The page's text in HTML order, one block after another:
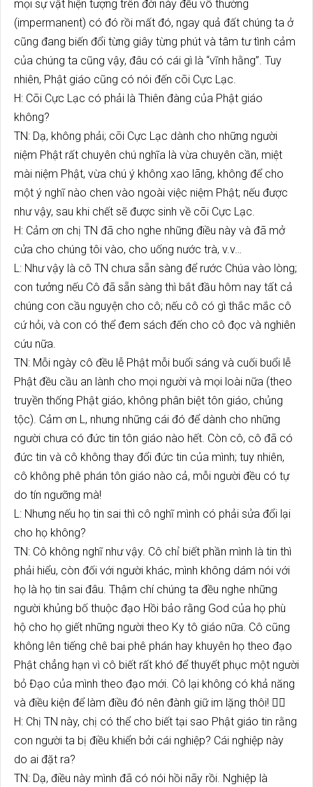
mọi sự vật hiện tượng trên đời này đều vô thường
(impermanent) có đó rồi mất đó, ngay quả đất chúng ta ở
cũng đang biến đổi từng giây từng phút và tâm tư tình cảm
của chúng ta cũng vậy, đâu có cái gì là “vĩnh hằng”. Tuy
nhiên, Phật giáo cũng có nói đến cõi Cực Lạc.
H: Cõi Cực Lạc có phải là Thiên đàng của Phật giáo
không?
TN: Dạ, không phải; cõi Cực Lạc dành cho những người
niệm Phật rất chuyên chú nghĩa là vừa chuyên cần, miệt
mài niệm Phật, vừa chú ý không xao lãng, không để cho
một ý nghĩ nào chen vào ngoài việc niệm Phật; nếu được
như vậy, sau khi chết sẽ được sinh về cõi Cực Lạc.
H: Cảm ơn chị TN đã cho nghe những điều này và đã mở
cửa cho chúng tôi vào, cho uống nước trà, v.v…
L: Như vậy là cô TN chưa sẵn sàng để rước Chúa vào lòng;
con tưởng nếu Cô đã sẵn sàng thì bắt đầu hôm nay tất cả
chúng con cầu nguyện cho cô; nếu cô có gì thắc mắc cô
cứ hỏi, và con có thể đem sách đến cho cô đọc và nghiên
cứu nữa.
TN: Mỗi ngày cô đều lễ Phật mỗi buổi sáng và cuối buổi lễ
Phật đều cầu an lành cho mọi người và mọi loài nữa (theo
truyền thống Phật giáo, không phân biệt tôn giáo, chủng
tộc). Cảm ơn L, nhưng những cái đó để dành cho những
người chưa có đức tin tôn giáo nào hết. Còn cô, cô đã có
đức tin và cô không thay đổi đức tin của mình; tuy nhiên,
cô không phê phán tôn giáo nào cả, mỗi người đều có tự
do tín ngưỡng mà!
L: Nhưng nếu họ tin sai thì cô nghĩ mình có phải sửa đổi lại
cho họ không?
TN: Cô không nghĩ như vậy. Cô chỉ biết phần mình là tin thì
phải hiểu, còn đối với người khác, mình không dám nói với
họ là họ tin sai đâu. Thậm chí chúng ta đều nghe những
người khủng bố thuộc đạo Hồi bảo rằng God của họ phù
hộ cho họ giết những người theo Ky tô giáo nữa. Cô cũng
không lên tiếng chê bai phê phán hay khuyên họ theo đạo
Phật chẳng hạn vì cô biết rất khó để thuyết phục một người
bỏ Đạo của mình theo đạo mới. Cô lại không có khả năng
và điều kiện để làm điều đó nên đành giữ im lặng thôi! 
H: Chị TN này, chị có thể cho biết tại sao Phật giáo tin rằng
con người ta bị điều khiển bởi cái nghiệp? Cái nghiệp này
do ai đặt ra?
TN: Dạ, điều này mình đã có nói hồi nãy rồi. Nghiệp là